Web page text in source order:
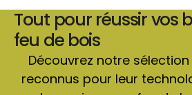
Tout pour réussir vos
feu de bois
Découvrez notre
reconnus pour leur